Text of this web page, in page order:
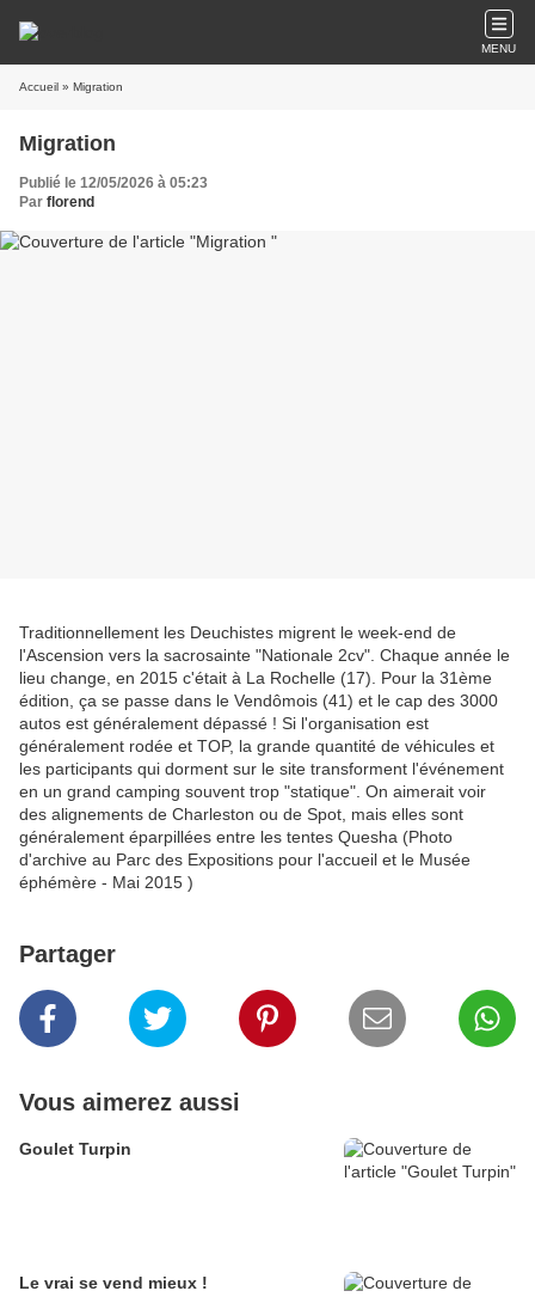
MENU
Accueil » Migration
Migration
Publié le 12/05/2026 à 05:23
Par florend
Traditionnellement les Deuchistes migrent le week-end de
l'Ascension vers la sacrosainte "Nationale 2cv". Chaque année le
lieu change, en 2015 c'était à La Rochelle (17). Pour la 31ème
édition, ça se passe dans le Vendômois (41) et le cap des 3000
autos est généralement dépassé ! Si l'organisation est
généralement rodée et TOP, la grande quantité de véhicules et
les participants qui dorment sur le site transforment l'événement
en un grand camping souvent trop "statique". On aimerait voir
des alignements de Charleston ou de Spot, mais elles sont
généralement éparpillées entre les tentes Quesha (Photo
d'archive au Parc des Expositions pour l'accueil et le Musée
éphémère - Mai 2015 )
Partager
Vous aimerez aussi
Goulet Turpin
Le vrai se vend mieux !